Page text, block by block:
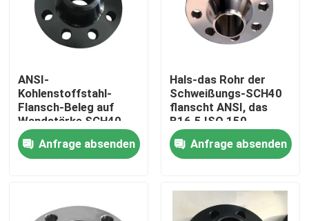
Nach Hause
Kontakte
ANSI-
Kohlenstoffstahl-
Flansch-Beleg auf
Wandstärke SCH40
SCH80 der Klassen-
150Anfrage absenden
Hals-das Rohr der
Schweißungs-SCH40
flanscht ANSI, das
B16.5 ISO 150
bescheinigt
KLASSIFIZIEREN
Anfrage absenden